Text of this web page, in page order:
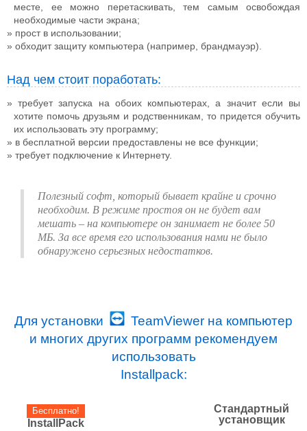
месте, ее можно перетаскивать, тем самым освобождая
необходимые части экрана;
прост в использовании;
обходит защиту компьютера (например, брандмауэр).
Над чем стоит поработать:
требует запуска на обоих компьютерах, а значит если вы
хотите помочь друзьям и родственникам, то придется обучить
их использовать эту программу;
в бесплатной версии предоставлены не все функции;
требует подключение к Интернету.
Полезный софт, который бывает крайне и срочно
необходим. В режиме простоя он не будет вам
мешать – на компьютере он занимает не более 50
МБ. За все время его использования нами не было
обнаружено серьезных недостатков.
Для установки
TeamViewer на компьютер
и многих других программ рекомендуем
использовать
Installpack:
Бесплатно!
InstallPack
Стандартный
установщик